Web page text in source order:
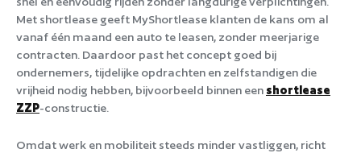
Met shortlease geeft MyShortlease klanten de kans om al
vanaf één maand een auto te leasen, zonder meerjarige
contracten. Daardoor past het concept goed bij
ondernemers, tijdelijke opdrachten en zelfstandigen die
vrijheid nodig hebben, bijvoorbeeld binnen een shortlease
ZZP-constructie.
Omdat werk en mobiliteit steeds minder vastliggen, richt